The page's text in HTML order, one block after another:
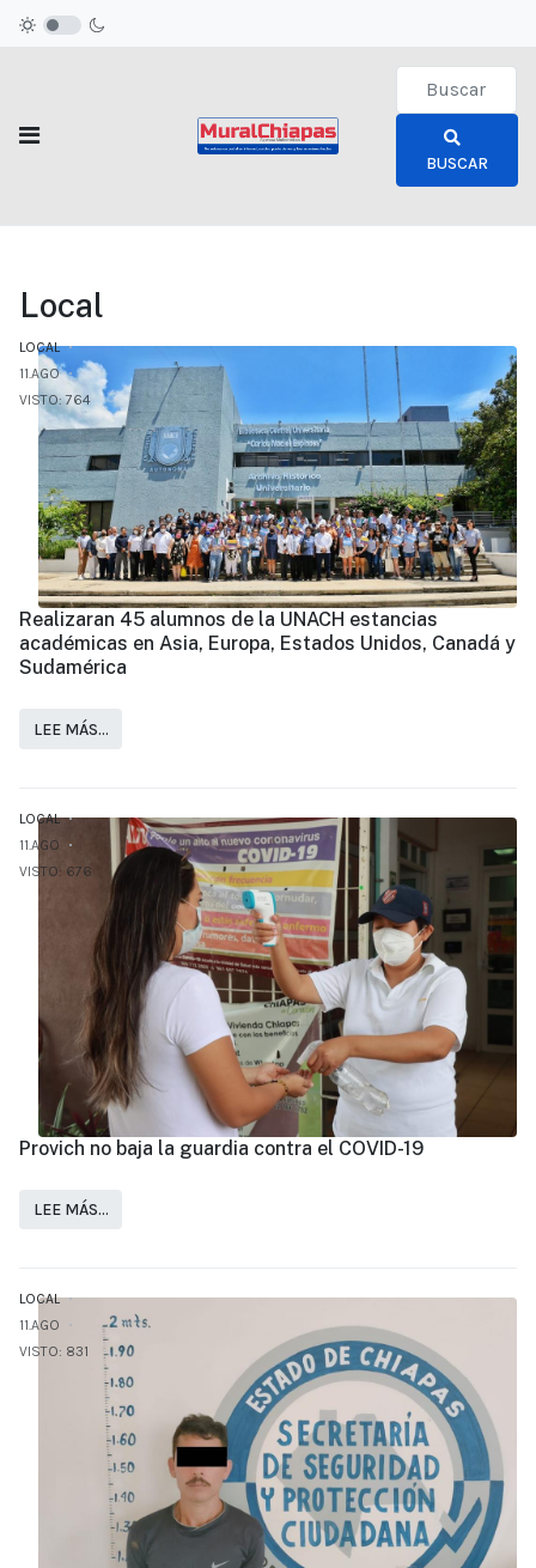
Type 2 or
BUSCAR
Local
LOCAL
11.AGO
VISTO: 764
Realizaran 45 alumnos de la UNACH estancias
académicas en Asia, Europa, Estados Unidos, Canadá y
Sudamérica
LEE MÁS…
LOCAL
11.AGO
VISTO: 676
Provich no baja la guardia contra el COVID-19
LEE MÁS…
LOCAL
11.AGO
VISTO: 831